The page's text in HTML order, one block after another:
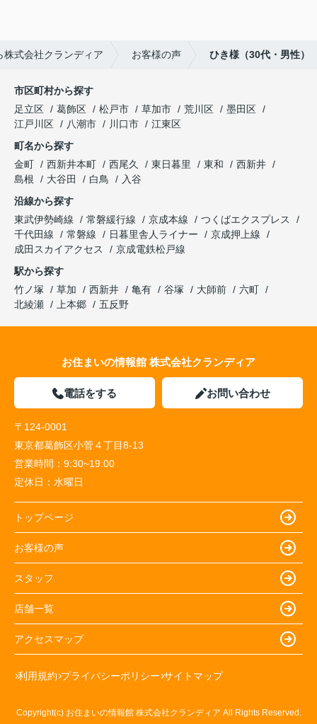
式会社クランディア お客様の声 ひき様（30代・男性）
市区町村から探す
足立区
葛飾区 松戸市 草加市 荒川区
墨田区
江戸川区
八潮市 川口市
江東区
町名から探す
金町
西新井本町 西尾久 東日暮里 東和
西新井
島根
大谷田 白鳥
入谷
沿線から探す
東武伊勢崎線
常磐緩行線 京成本線
つくばエクスプレス
千代田線
常磐線 日暮里舎人ライナー
京成押上線
成田スカイアクセス
京成電鉄松戸線
駅から探す
竹ノ塚
草加 西新井 亀有 谷塚 大師前
六町
北綾瀬
上本郷 五反野
お住まいの情報館 株式会社クランディア
電話をする お問い合わせ
〒124-0001
東京都葛飾区小菅４丁目8-13
営業時間： 9:30~19:00
定休日： 水曜日
トップページ
お客様の声
スタッフ
店舗一覧
アクセスマップ
利用規約 プライバシーポリシー サイトマップ
Copyright(c) お住まいの情報館 株式会社クランディア All Rights Reserved.